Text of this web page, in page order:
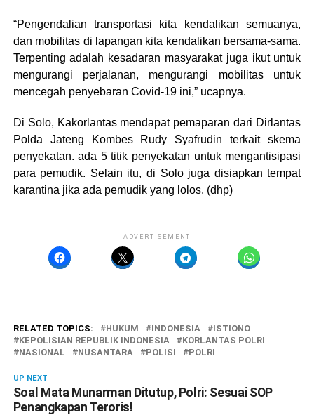
“Pengendalian transportasi kita kendalikan semuanya,
dan mobilitas di lapangan kita kendalikan bersama-sama.
Terpenting adalah kesadaran masyarakat juga ikut untuk
mengurangi perjalanan, mengurangi mobilitas untuk
mencegah penyebaran Covid-19 ini,” ucapnya.
Di Solo, Kakorlantas mendapat pemaparan dari Dirlantas
Polda Jateng Kombes Rudy Syafrudin terkait skema
penyekatan. ada 5 titik penyekatan untuk mengantisipasi
para pemudik. Selain itu, di Solo juga disiapkan tempat
karantina jika ada pemudik yang lolos. (dhp)
ADVERTISEMENT
RELATED TOPICS: HUKUM INDONESIA
ISTIONO
KEPOLISIAN REPUBLIK INDONESIA
KORLANTAS POLRI
NASIONAL
NUSANTARA POLISI POLRI
UP NEXT
Soal Mata Munarman Ditutup, Polri: Sesuai SOP
Penangkapan Teroris!